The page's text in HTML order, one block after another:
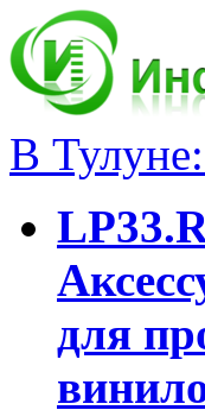
В
для